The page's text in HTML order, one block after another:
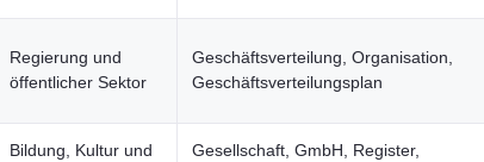
Regierung und
öffentlicher Sektor
Geschäftsverteilung, Organisation,
Geschäftsverteilungsplan
Bildung, Kultur und
Gesellschaft, GmbH, Register,